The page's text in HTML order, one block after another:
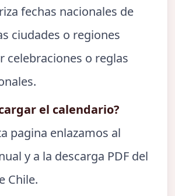
fechas nacionales de
ciudades o regiones
celebraciones o reglas
el calendario?
pagina enlazamos al
y a la descarga PDF del
Chile.